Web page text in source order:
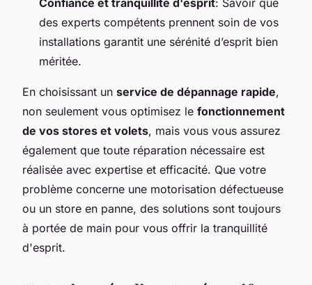
Confiance et tranquillité d'esprit: Savoir que
des experts compétents prennent soin de vos
installations garantit une sérénité d’esprit bien
méritée.
En choisissant un service de dépannage rapide,
non seulement vous optimisez le fonctionnement
de vos stores et volets, mais vous vous assurez
également que toute réparation nécessaire est
réalisée avec expertise et efficacité. Que votre
problème concerne une motorisation défectueuse
ou un store en panne, des solutions sont toujours
à portée de main pour vous offrir la tranquillité
d'esprit.